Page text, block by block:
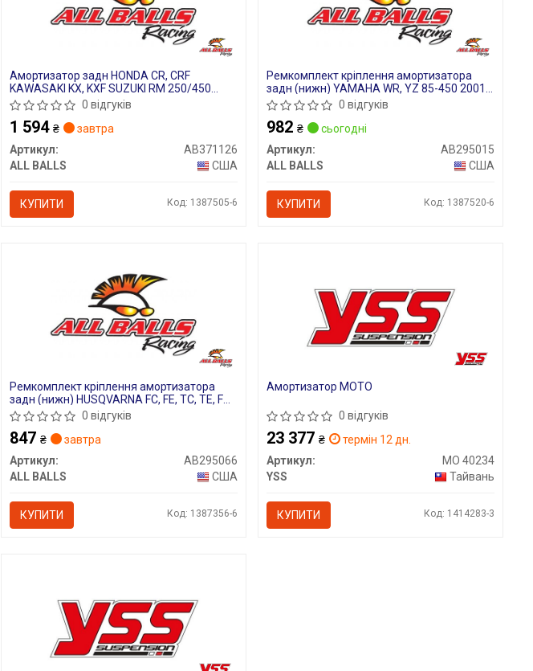
Амортизатор задн HONDA CR, CRF
KAWASAKI KX, KXF SUZUKI RM 250/450
2002-2020
0 відгуків
1 594₴
завтра
Артикул:
AB371126
ALL BALLS
США
КУПИТИ Код: 1387505-6
Ремкомплект кріплення амортизатора
задн (нижн) YAMAHA WR, YZ 85-450 2001-
2018
0 відгуків
982₴
сьогодні
Артикул:
AB295015
ALL BALLS
США
КУПИТИ Код: 1387520-6
Ремкомплект кріплення амортизатора
задн (нижн) HUSQVARNA FC, FE, TC, TE, FX
KTM SX, SX-F, XC, XC-F 125-501 2011-2017
0 відгуків
847₴
завтра
Артикул:
AB295066
ALL BALLS
США
КУПИТИ Код: 1387356-6
Амортизатор МОТО
0 відгуків
23 377₴
термін 12 дн.
Артикул:
MO 40234
YSS
Тайвань
КУПИТИ Код: 1414283-3